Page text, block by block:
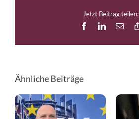
Jetzt Beitrag teilen:
FacebookLinkedIn
E-
Ähnliche Beiträge